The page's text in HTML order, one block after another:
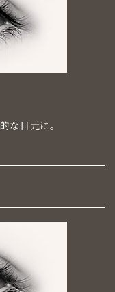
な目元に。